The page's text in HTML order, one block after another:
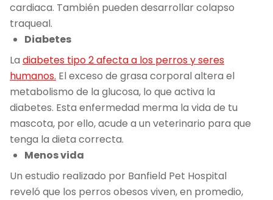
cardiaca. También pueden desarrollar colapso
traqueal.
Diabetes
La diabetes tipo 2 afecta a los perros y seres
humanos. El exceso de grasa corporal altera el
metabolismo de la glucosa, lo que activa la
diabetes. Esta enfermedad merma la vida de tu
mascota, por ello, acude a un veterinario para que
tenga la dieta correcta.
Menos vida
Un estudio realizado por Banfield Pet Hospital
reveló que los perros obesos viven, en promedio,